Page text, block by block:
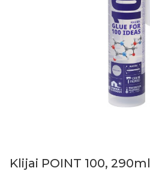
Klijai POINT 100, 290ml